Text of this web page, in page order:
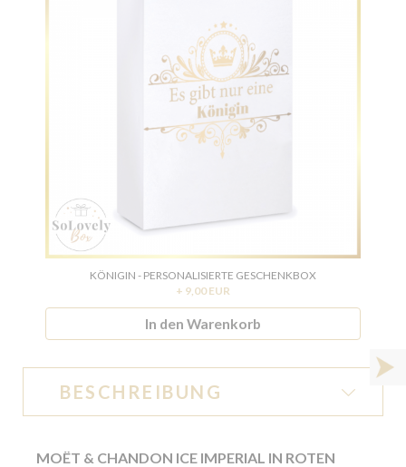
KÖNIGIN - PERSONALISIERTE GESCHENKBOX
+ 9,00 EUR
In den Warenkorb
BESCHREIBUNG
MOËT & CHANDON ICE IMPERIAL IN ROTEN